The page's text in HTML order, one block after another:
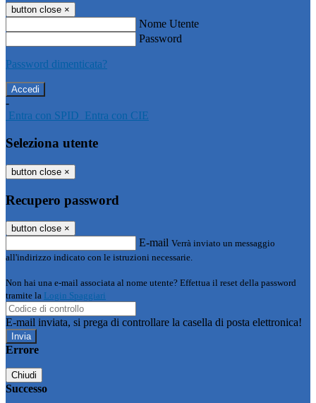
button close ×
Nome Utente
Password
Password dimenticata?
-
Entra con SPID Entra con CIE
Seleziona utente
button close ×
Recupero password
button close ×
E-mail Verrà inviato un messaggio
all'indirizzo indicato con le istruzioni necessarie.
Non hai una e-mail associata al nome utente? Effettua il reset della password
tramite la Login Spaggiari
E-mail inviata, si prega di controllare la casella di posta elettronica!
Errore
Chiudi
Successo